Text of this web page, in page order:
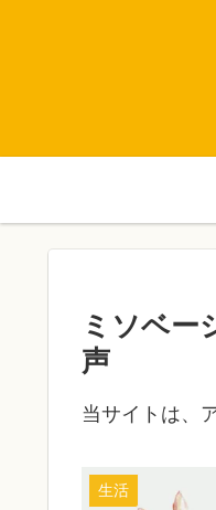
ミソベー
声
当サイトは、
生活